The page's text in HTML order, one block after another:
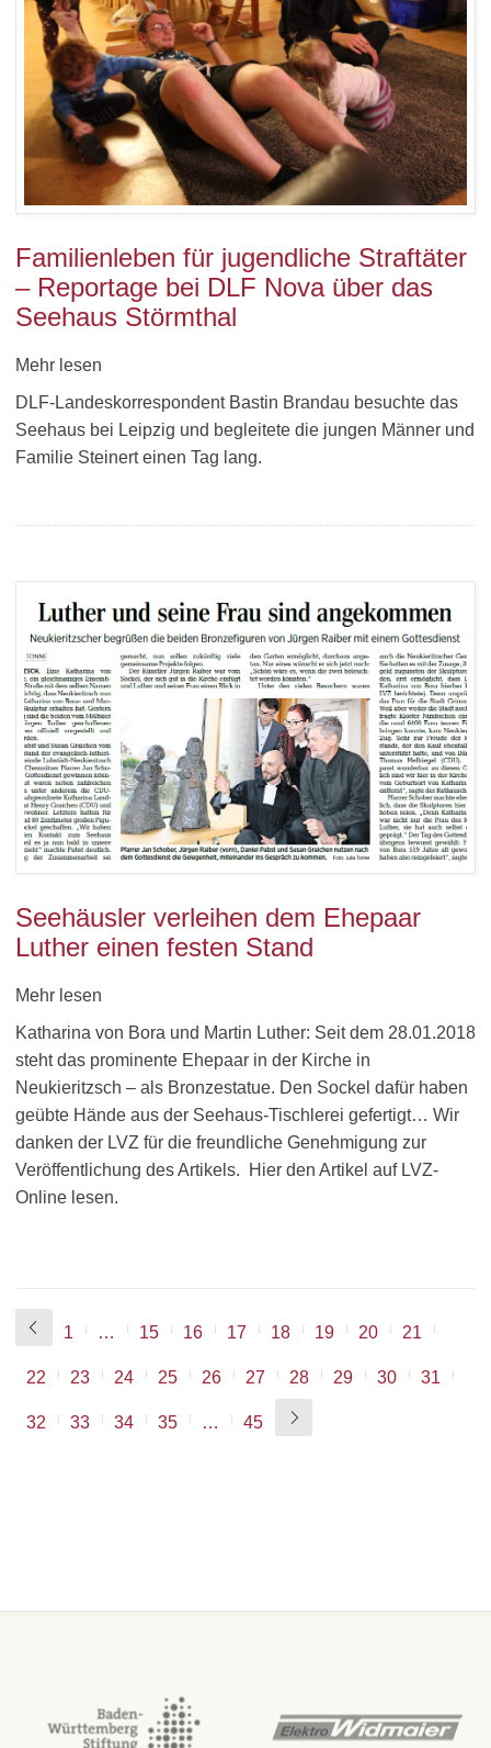
Familienleben für jugendliche Straftäter
– Reportage bei DLF Nova über das
Seehaus Störmthal
Mehr lesen
DLF-Landeskorrespondent Bastin Brandau besuchte das
Seehaus bei Leipzig und begleitete die jungen Männer und
Familie Steinert einen Tag lang.
Seehäusler verleihen dem Ehepaar
Luther einen festen Stand
Mehr lesen
Katharina von Bora und Martin Luther: Seit dem 28.01.2018
steht das prominente Ehepaar in der Kirche in
Neukieritzsch – als Bronzestatue. Den Sockel dafür haben
geübte Hände aus der Seehaus-Tischlerei gefertigt… Wir
danken der LVZ für die freundliche Genehmigung zur
Veröffentlichung des Artikels. Hier den Artikel auf LVZ-
Online lesen.
1 … 15 16 17 18 19 20 21
22 23 24 25 26 27 28 29 30 31
32 33 34 35 … 45